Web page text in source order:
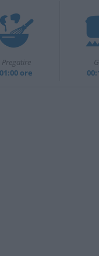
Pregatire
01:00 ore